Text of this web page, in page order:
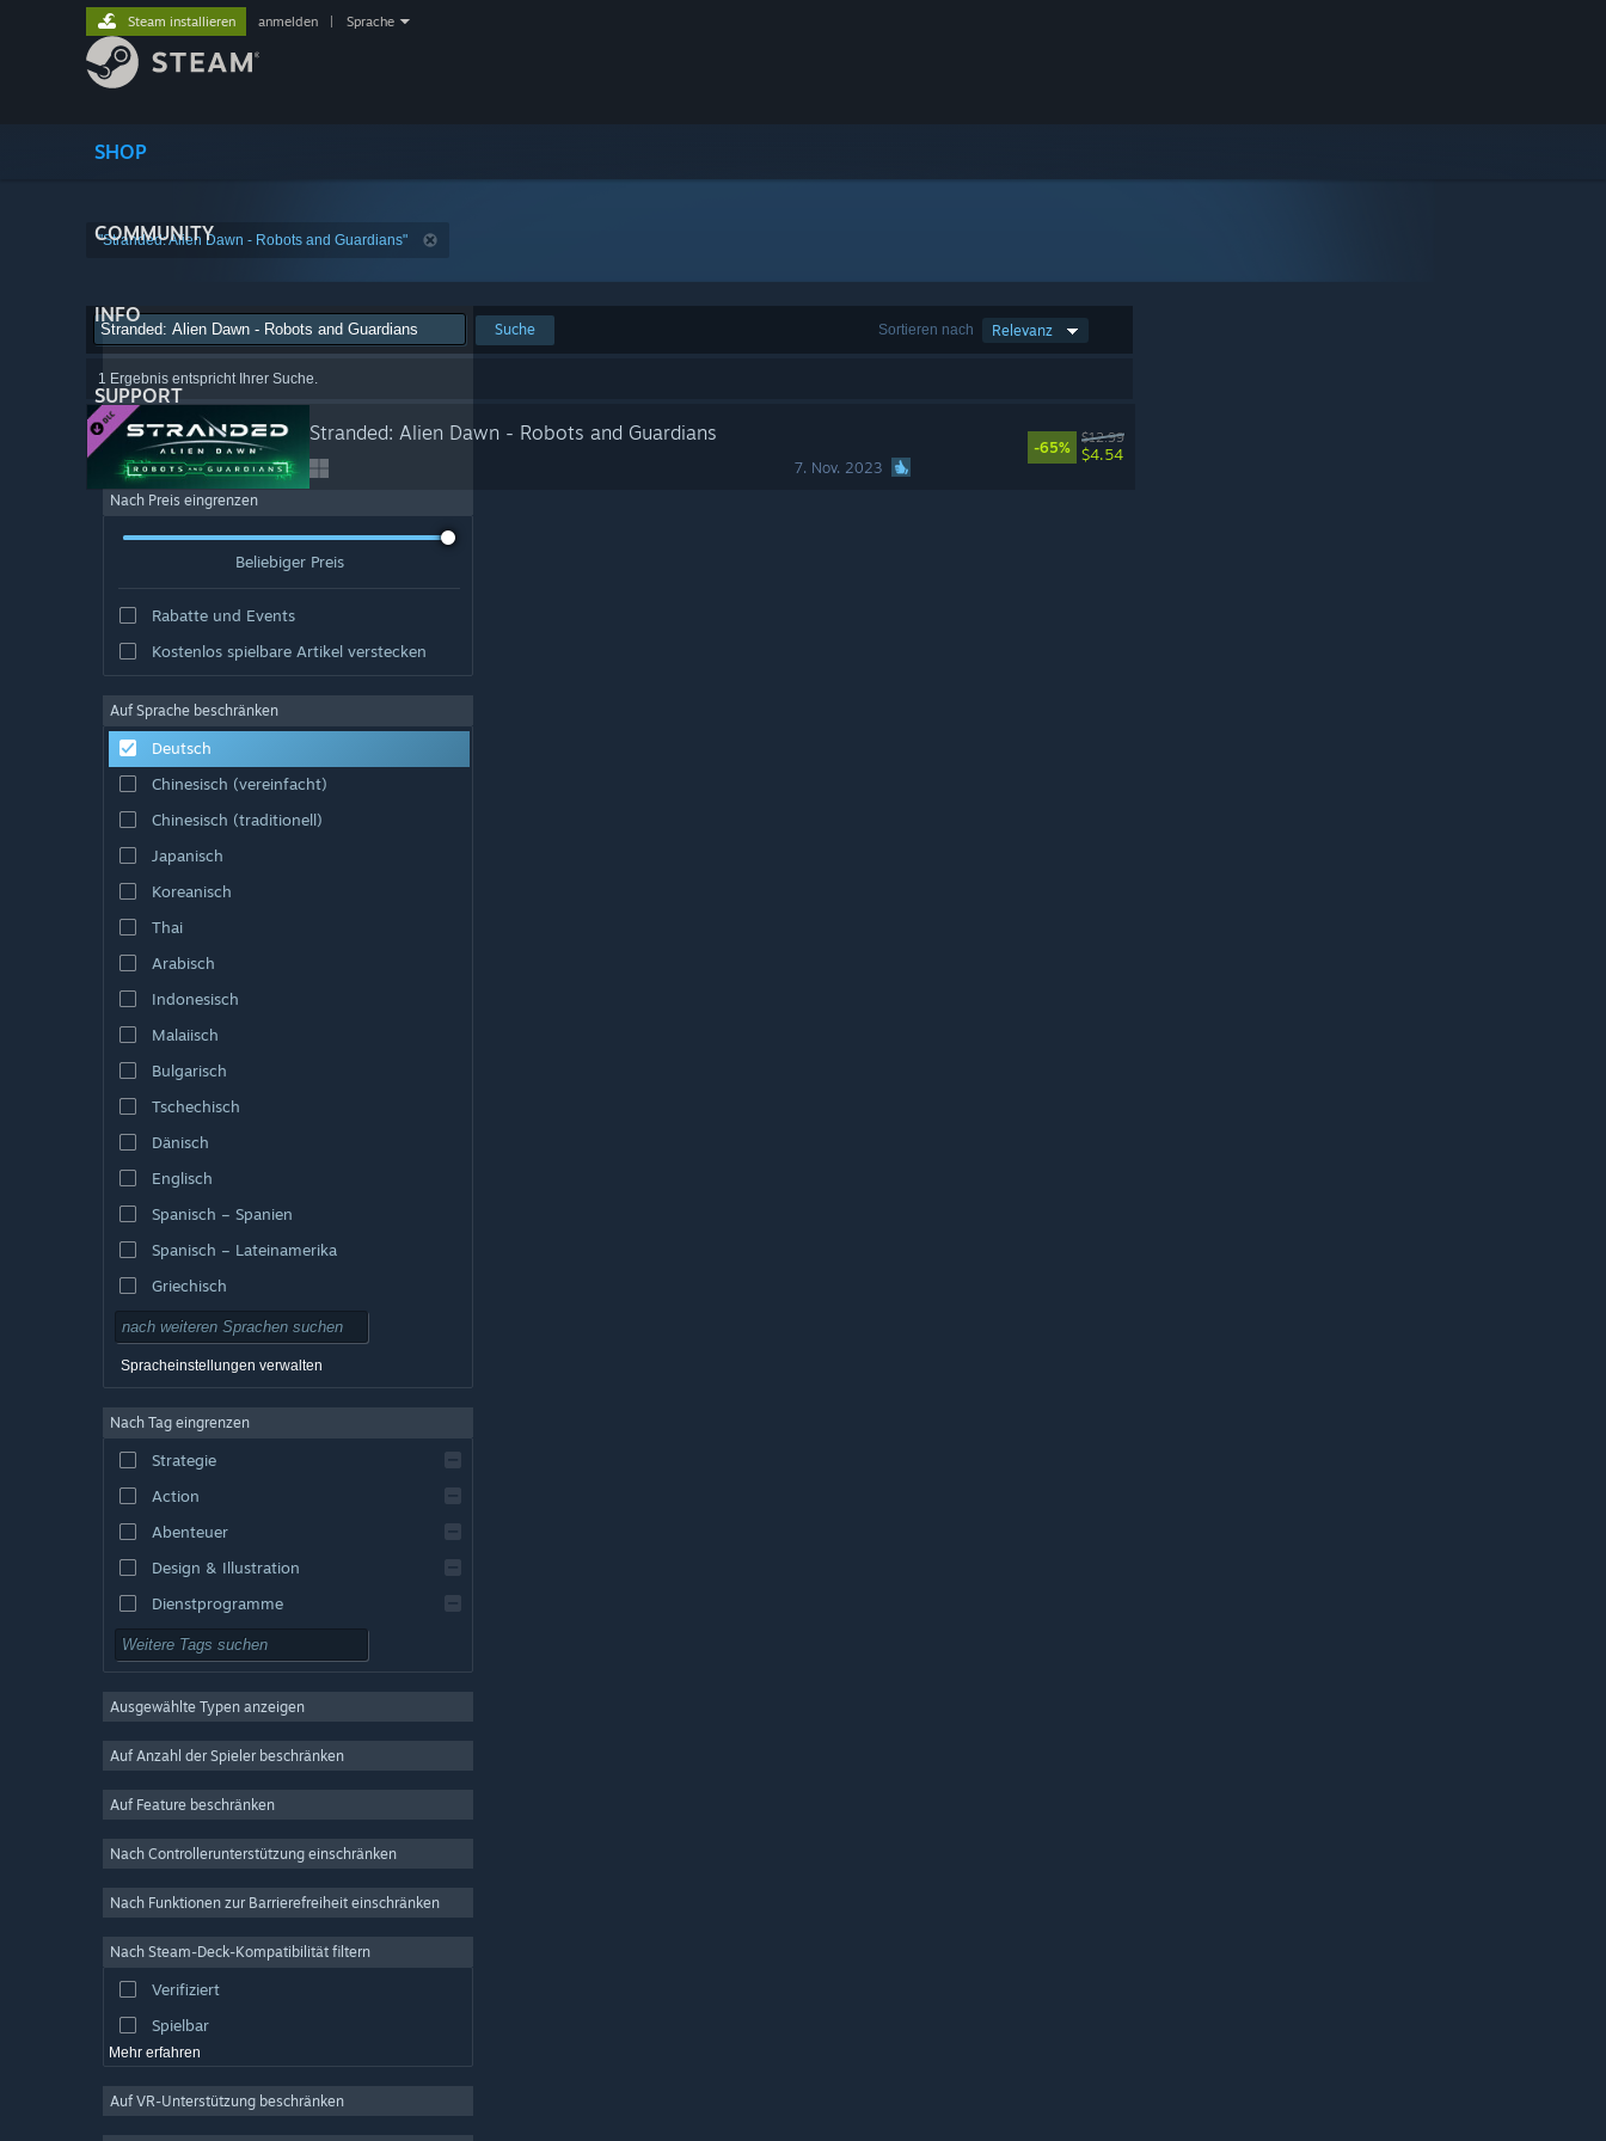
SHOP
COMMUNITY
INFO
SUPPORT
Steam installieren anmelden Sprache
"Stranded: Alien Dawn - Robots and Guardians"
Sortieren nach Relevanz
Suche
1 Ergebnis entspricht Ihrer Suche.
Stranded: Alien Dawn - Robots and Guardians
7. Nov. 2023
-65%
$12.99
$4.54
Nach Preis eingrenzen
Beliebiger Preis
Rabatte und Events
Kostenlos spielbare Artikel verstecken
Auf Sprache beschränken
Deutsch
Chinesisch (vereinfacht)
Chinesisch (traditionell)
Japanisch
Koreanisch
Thai
Arabisch
Indonesisch
Malaiisch
Bulgarisch
Tschechisch
Dänisch
Englisch
Spanisch – Spanien
Spanisch – Lateinamerika
Griechisch
Spracheinstellungen verwalten
Nach Tag eingrenzen
Strategie
Action
Abenteuer
Design & Illustration
Dienstprogramme
Kostenlos spielbar
MMO
Indie
Simulation
Videoproduktion
Fotobearbeitung
Ausgewählte Typen anzeigen
Auf Anzahl der Spieler beschränken
Auf Feature beschränken
Nach Controllerunterstützung einschränken
Nach Funktionen zur Barrierefreiheit einschränken
Nach Steam-Deck-Kompatibilität filtern
Verifiziert
Spielbar
Mehr erfahren
Auf VR-Unterstützung beschränken